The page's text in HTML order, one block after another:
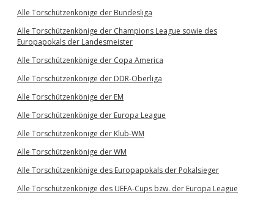
Alle Torschützenkönige der Bundesliga
Alle Torschützenkönige der Champions League sowie des
Europapokals der Landesmeister
Alle Torschützenkönige der Copa America
Alle Torschützenkönige der DDR-Oberliga
Alle Torschützenkönige der EM
Alle Torschützenkönige der Europa League
Alle Torschützenkönige der Klub-WM
Alle Torschützenkönige der WM
Alle Torschützenkönige des Europapokals der Pokalsieger
Alle Torschützenkönige des UEFA-Cups bzw. der Europa League